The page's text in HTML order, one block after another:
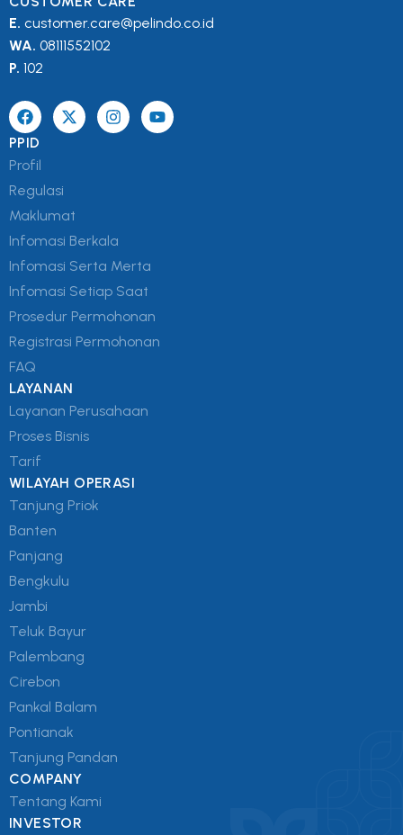
E. customer.care@pelindo.co.id
WA. 08111552102
P. 102
PPID
Profil
Regulasi
Maklumat
Infomasi Berkala
Infomasi Serta Merta
Infomasi Setiap Saat
Prosedur Permohonan
Registrasi Permohonan
FAQ
LAYANAN
Layanan Perusahaan
Proses Bisnis
Tarif
WILAYAH OPERASI
Tanjung Priok
Banten
Panjang
Bengkulu
Jambi
Teluk Bayur
Palembang
Cirebon
Pankal Balam
Pontianak
Tanjung Pandan
COMPANY
Tentang Kami
INVESTOR